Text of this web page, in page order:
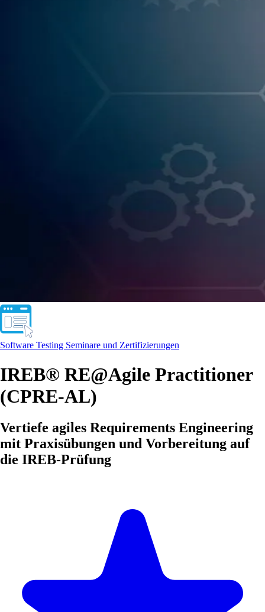
Software Testing Seminare und Zertifizierungen
IREB® RE@Agile Practitioner
(CPRE-AL)
Vertiefe agiles Requirements Engineering
mit Praxisübungen und Vorbereitung auf
die IREB-Prüfung